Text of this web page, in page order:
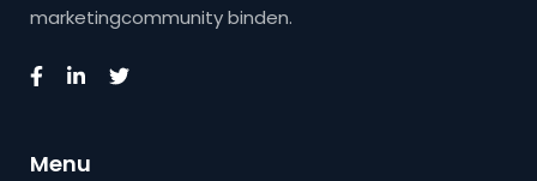
marketingcommunity binden.
Menu